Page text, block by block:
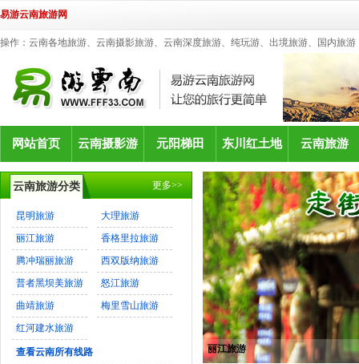
易游云南旅游网
操作：云南各地旅游、云南摄影旅游、云南深度旅游、纯玩游、出境旅游、国内旅
网站首页 云南摄影游 元阳梯田 东川红土地 云南旅游
云南旅游分类 更多>>
昆明旅游
大理旅游
丽江旅游
香格里拉旅游
腾冲瑞丽旅游
西双版纳旅游
普者黑坝美旅游
怒江旅游
曲靖旅游
梅里雪山旅游
红河建水旅游
查看云南所有线路 丽江旅游